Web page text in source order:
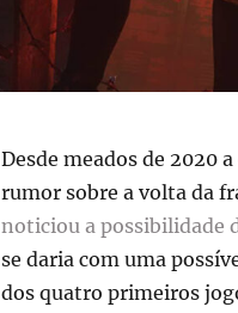
Desde meados de 2020
rumor sobre a volta da
noticiou a possibilidade
se daria com uma
dos quatro primeiros